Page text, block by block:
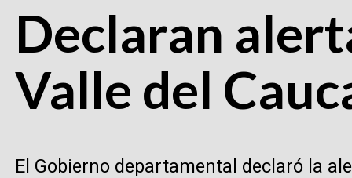
Declaran
Valle del
El Gobierno departamental declaró la